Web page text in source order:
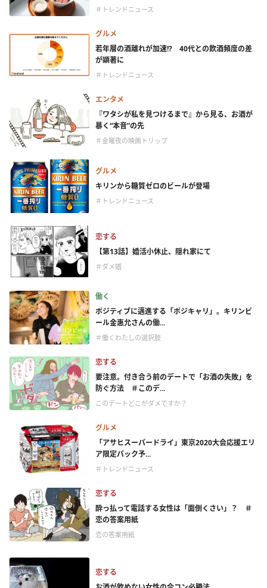
＃トレンドニュース
グルメ
若年層の酒離れが加速!? 40代との飲酒頻度の差
が顕著に
＃トレンドニュース
エンタメ
『ワタシが私を見つけるまで』から見る、お酒が
暴く“本音”の先
＃金曜夜の映画トリップ
グルメ
キリンから糖質ゼロのビールが登場
＃トレンドニュース
恋する
【第13話】婚活小休止、隠れ家にて
＃ダメ婚
働く
ポジティブに邁進する「ポジキャリ」。キリンビ
ール金惠允さんの働...
＃働くわたしの選択肢
恋する
要注意。付き合う前のデートで「お酒の失敗」を
防ぐ方法 ＃このデ...
このデートどこがダメですか？
グルメ
「アサヒスーパードライ」東京2020大会応援エリ
ア限定パック予...
＃トレンドニュース
恋する
酔っ払って電話する女性は「面倒くさい」？ ＃
恋の答案用紙
恋の答案用紙
恋する